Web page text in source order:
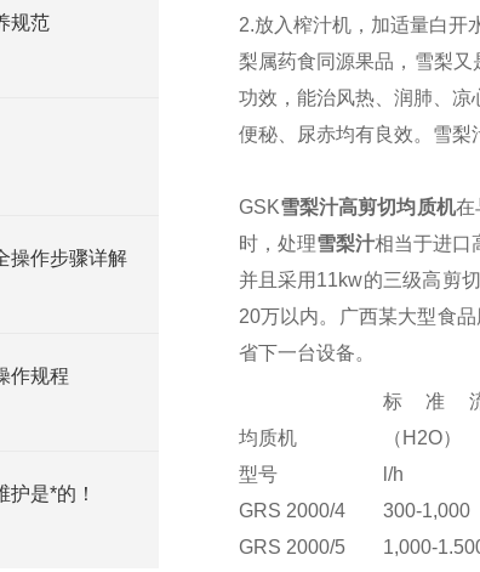
规范
操作步骤详解
作规程
护是*的！
2.放入榨汁机，加适量白开
梨属药食同源果品，雪梨
功效，能治风热、润肺、凉
便秘、尿赤均有良效。雪梨
GSK雪梨汁高剪切均质机在
时，处理雪梨汁相当于进口
并且采用11kw的三级高剪
20万以内。广西某大型食
省下一台设备。
均质机
标准
（H2O）
型号
l/h
GRS 2000/4
300-1,000
GRS 2000/5
1,000-